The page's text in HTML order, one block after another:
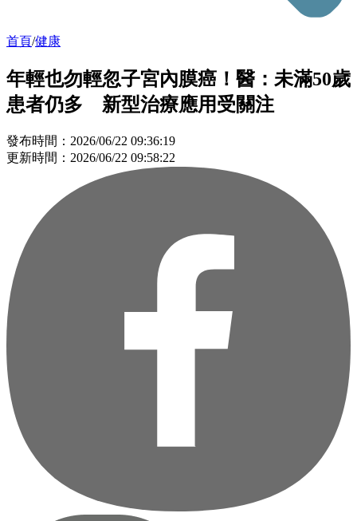
首頁/健康
年輕也勿輕忽子宮內膜癌！醫：未滿50歲
患者仍多 新型治療應用受關注
發布時間：2026/06/22 09:36:19
更新時間：2026/06/22 09:58:22